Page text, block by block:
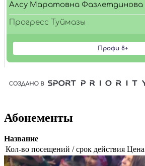
Абонементы
Название
Кол-во посещений / срок действия Цена